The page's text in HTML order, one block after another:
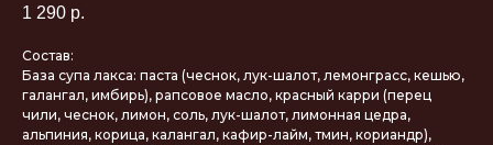
1 290 р.
Состав:
База супа лакса: паста (чеснок, лук-шалот, лемонграсс, кешью,
галангал, имбирь), рапсовое масло, красный карри (перец
чили, чеснок, лимон, соль, лук-шалот, лимонная цедра,
альпиния, корица, калангал, кафир-лайм, тмин, кориандр),